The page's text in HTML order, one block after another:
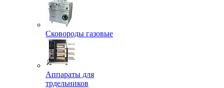
Сковороды газовые
Аппараты для
трдельников